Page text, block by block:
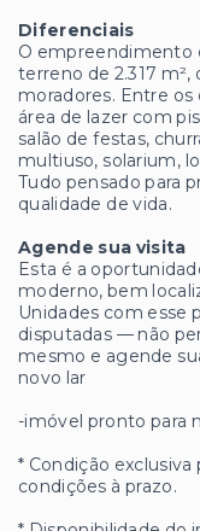
Diferenciais
O empreendimento
terreno de 2.317
moradores. Entre
área de lazer com
salão de festas,
multiuso, solarium,
Tudo pensado para
qualidade de vida.
Agende sua visita
Esta é a
moderno, bem
Unidades com esse
disputadas — não
mesmo e agende
novo lar
-imóvel pronto para
* Condição
condições à prazo.